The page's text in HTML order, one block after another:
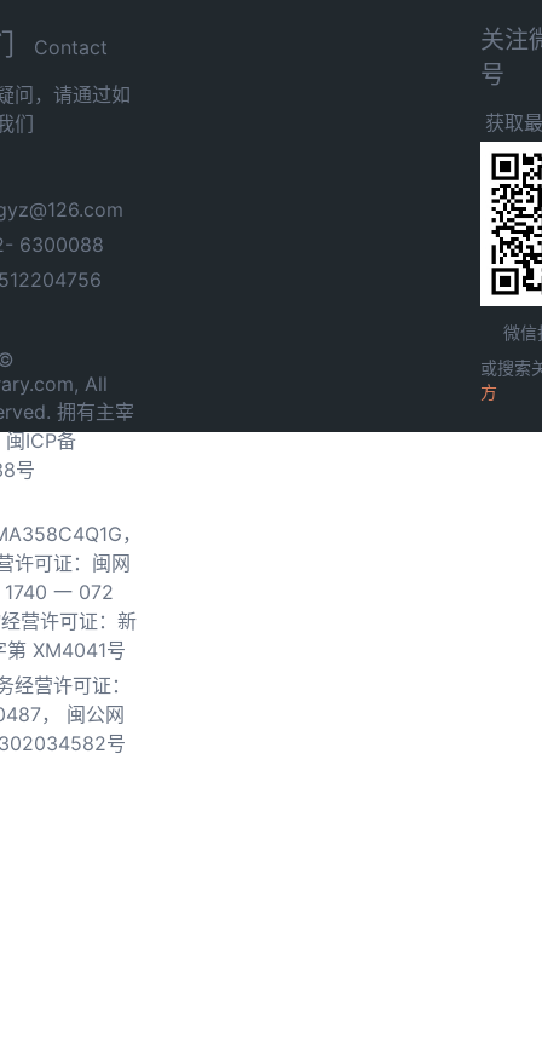
Contact
问，请通过如
们
6300088
All
拥有主宰
闽ICP备
号
，
许可证：闽网
一 072
营许可证：新
第 XM4041号
经营许可证：
，
闽公网
号
关注
号
获取
微信
或搜索
方